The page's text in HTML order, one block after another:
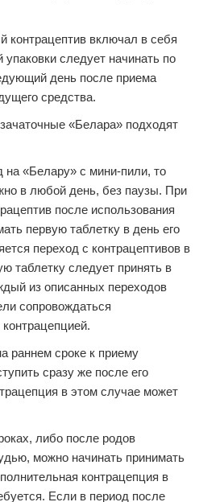
включал в себя
упаковки следует начинать по
день после приема
средства.
«Белара» подходят
на «Белару» с мини-пили, то
в любой день, без паузы. При
после использования
первую таблетку в день его
переход с контрацептивов в
таблетку следует принять в
из описанных переходов
сопровождаться
раннем сроке к приему
сразу же после его
в этом случае может
либо после родов
можно начинать принимать
контрацепция в
Если в период после